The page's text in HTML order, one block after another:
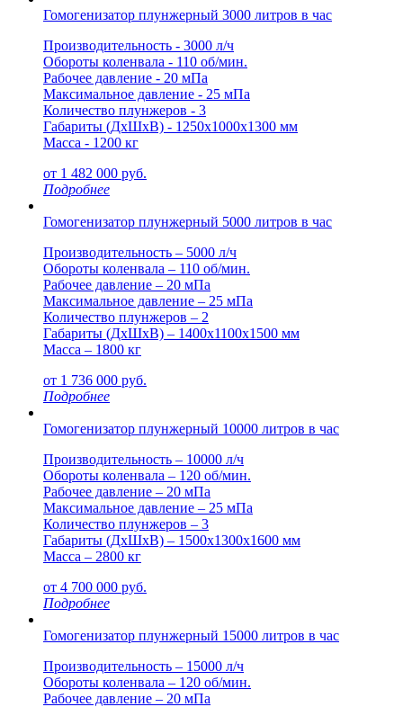
Гомогенизатор плунжерный 3000 литров в час
Производительность - 3000 л/ч
Обороты коленвала - 110 об/мин.
Рабочее давление - 20 мПа
Максимальное давление - 25 мПа
Количество плунжеров - 3
Габариты (ДxШxВ) - 1250x1000x1300 мм
Масса - 1200 кг
от 1 482 000 руб.
Подробнее
Гомогенизатор плунжерный 5000 литров в час
Производительность – 5000 л/ч
Обороты коленвала – 110 об/мин.
Рабочее давление – 20 мПа
Максимальное давление – 25 мПа
Количество плунжеров – 2
Габариты (ДxШxВ) – 1400x1100x1500 мм
Масса – 1800 кг
от 1 736 000 руб.
Подробнее
Гомогенизатор плунжерный 10000 литров в час
Производительность – 10000 л/ч
Обороты коленвала – 120 об/мин.
Рабочее давление – 20 мПа
Максимальное давление – 25 мПа
Количество плунжеров – 3
Габариты (ДxШxВ) – 1500x1300x1600 мм
Масса – 2800 кг
от 4 700 000 руб.
Подробнее
Гомогенизатор плунжерный 15000 литров в час
Производительность – 15000 л/ч
Обороты коленвала – 120 об/мин.
Рабочее давление – 20 мПа